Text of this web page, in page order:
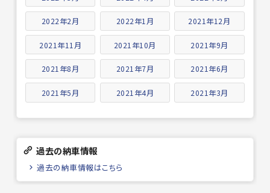
2022年2月 2022年1月 2021年12月
2021年11月 2021年10月 2021年9月
2021年8月 2021年7月 2021年6月
2021年5月 2021年4月 2021年3月
過去の納車情報
過去の納車情報はこちら